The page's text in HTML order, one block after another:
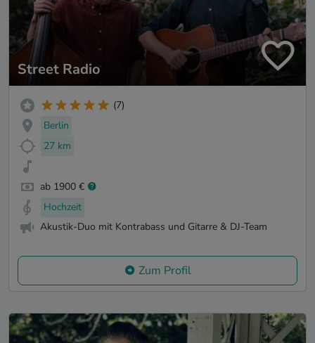
Street Radio
(7)
Berlin
27 km
ab 1900 €
Hochzeit
Akustik-Duo mit Kontrabass und Gitarre & DJ-Team
Zum Profil